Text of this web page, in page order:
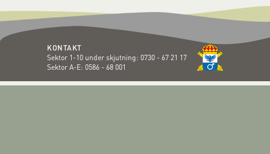
KONTAKT
Sektor 1-10 under skjutning: 0730 - 67 21 17
Sektor A-E: 0586 - 68 001